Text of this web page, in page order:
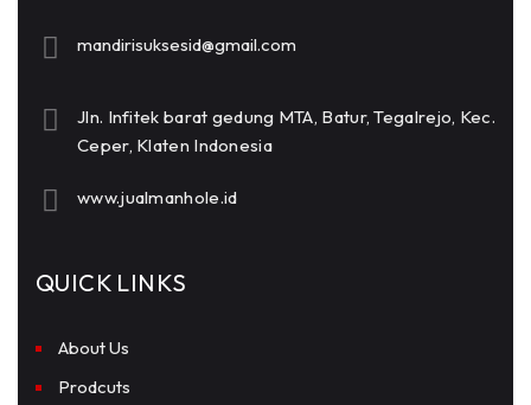
mandirisuksesid@gmail.com
Jln. Infitek barat gedung MTA, Batur, Tegalrejo, Kec.
Ceper, Klaten Indonesia
www.jualmanhole.id
QUICK LINKS
About Us
Prodcuts